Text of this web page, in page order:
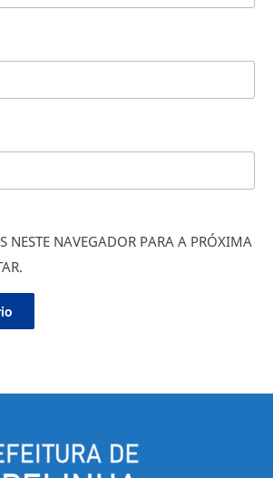
NESTE NAVEGADOR PARA A PRÓXIMA